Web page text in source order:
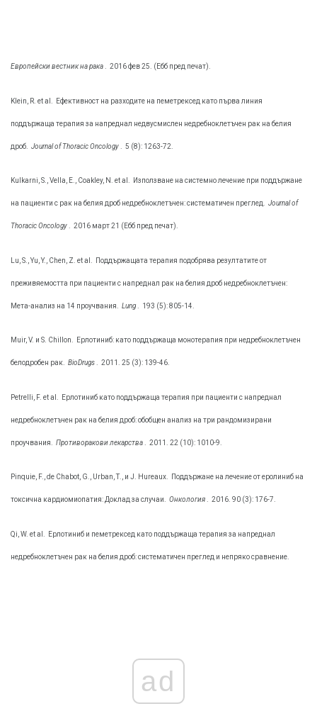
Европейски вестник на рака. 2016 фев 25. (Ебб пред печат).
Klein, R. et al. Ефективност на разходите на пеметрексед като първа линия
поддържаща терапия за напреднал недвусмислен недребноклетъчен рак на белия
дроб. Journal of Thoracic Oncology 5 (8): 1263-72.
Kulkarni, S., Vella, Е., Coakley, N. et al. Използване на системно лечение при поддържане
на пациенти с рак на белия дроб недребноклетъчен: систематичен преглед. Journal of
Thoracic Oncology. 2016 март 21 (Ебб пред печат).
Lu, S., Yu, Y., Chen, Z. et al. Поддържащата терапия подобрява резултатите от
преживяемостта при пациенти с напреднал рак на белия дроб недребноклетъчен:
Мета-анализ на 14 проучвания. Lung. 193 (5): 805-14.
Muir, V. и S. Chillon. Ерлотиниб: като поддържаща монотерапия при недребноклетъчен
белодробен рак. BioDrugs. 2011. 25 (3): 139-46.
Petrelli, F. et al. Ерлотиниб като поддържаща терапия при пациенти с напреднал
недребноклетъчен рак на белия дроб: обобщен анализ на три рандомизирани
проучвания. Противоракови лекарства 2011. 22 (10): 1010-9.
Pinquie, F., de Chabot, G., Urban, Т., и J. Hureaux. Поддържане на лечение от еролиниб на
токсична кардиомиопатия: Доклад за случаи. Онкология. 2016. 90 (3): 176-7.
Qi, W. et al. Ерлотиниб и пеметрексед като поддържаща терапия за напреднал
недребноклетъчен рак на белия дроб: систематичен преглед и непряко сравнение.
ad